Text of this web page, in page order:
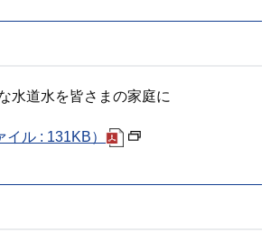
水道水を皆さまの家庭に
ル : 131KB）